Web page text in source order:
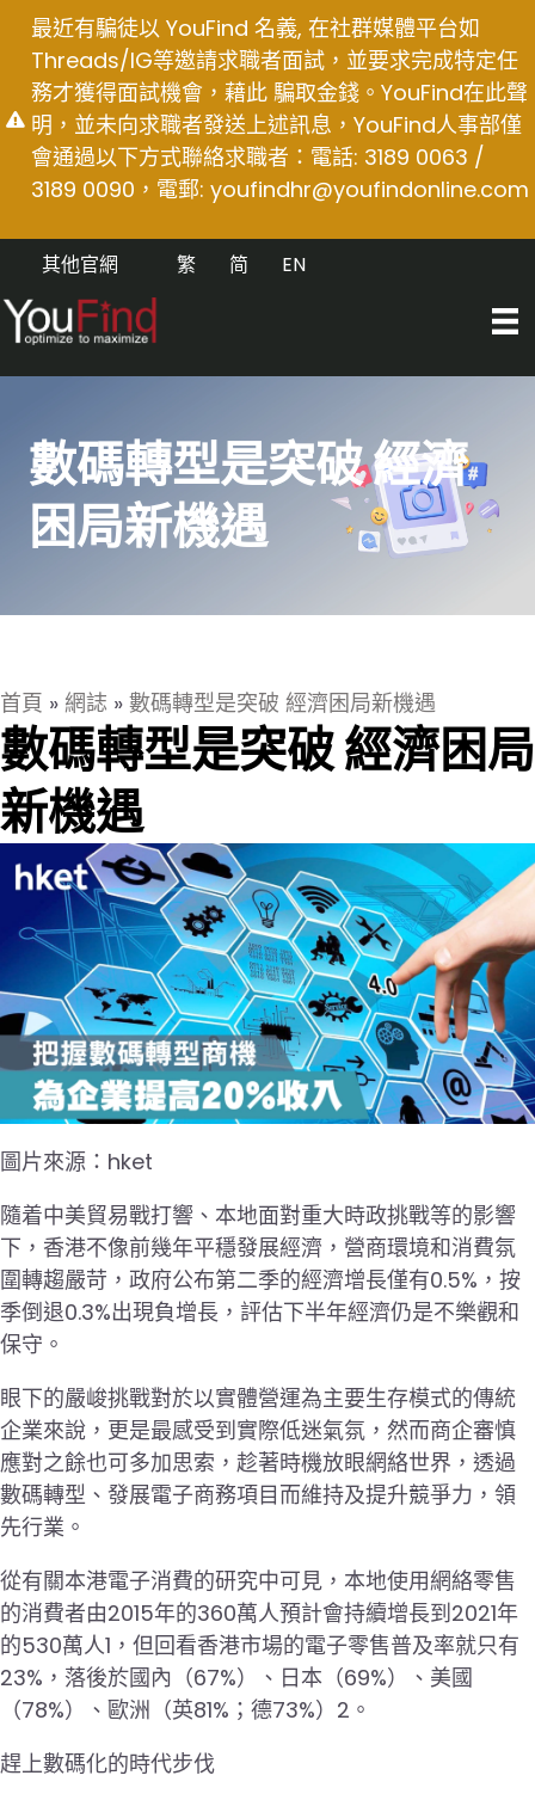
content
最近有騙徒以 YouFind 名義, 在社群媒體平台如
Threads/IG等邀請求職者面試，並要求完成特定任
務才獲得面試機會，藉此 騙取金錢。YouFind在此聲
明，並未向求職者發送上述訊息，YouFind人事部僅
會通過以下方式聯絡求職者：電話: 3189 0063 /
3189 0090，電郵: youfindhr@youfindonline.com
其他官網 EN
简
繁
數碼轉型是突破 經濟
困局新機遇
首頁 » 網誌 » 數碼轉型是突破 經濟困局新機遇
數碼轉型是突破 經濟困局
新機遇
圖片來源：hket
隨着中美貿易戰打響、本地面對重大時政挑戰等的影響
下，香港不像前幾年平穩發展經濟，營商環境和消費氛
圍轉趨嚴苛，政府公布第二季的經濟增長僅有0.5%，按
季倒退0.3%出現負增長，評估下半年經濟仍是不樂觀和
保守。
眼下的嚴峻挑戰對於以實體營運為主要生存模式的傳統
企業來說，更是最感受到實際低迷氣氛，然而商企審慎
應對之餘也可多加思索，趁著時機放眼網絡世界，透過
數碼轉型、發展電子商務項目而維持及提升競爭力，領
先行業。
從有關本港電子消費的研究中可見，本地使用網絡零售
的消費者由2015年的360萬人預計會持續增長到2021年
的530萬人1，但回看香港市場的電子零售普及率就只有
23%，落後於國內（67%）、日本（69%）、美國
（78%）、歐洲（英81%；德73%）2。
趕上數碼化的時代步伐